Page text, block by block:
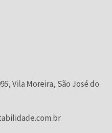
Vila Moreira, São José do